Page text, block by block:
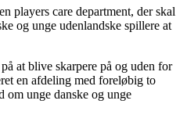
players care department, der skal
og unge udenlandske spillere at
at blive skarpere på og uden for
en afdeling med foreløbig to
om unge danske og unge